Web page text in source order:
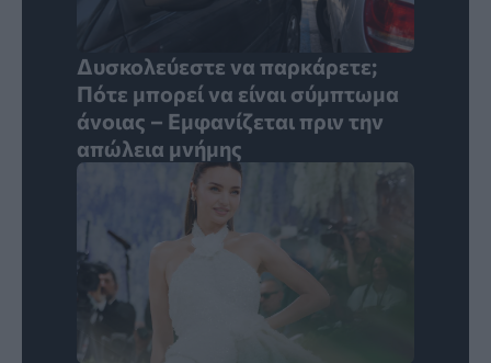
Δυσκολεύεστε να παρκάρετε;
Πότε μπορεί να είναι σύμπτωμα
άνοιας – Εμφανίζεται πριν την
απώλεια μνήμης